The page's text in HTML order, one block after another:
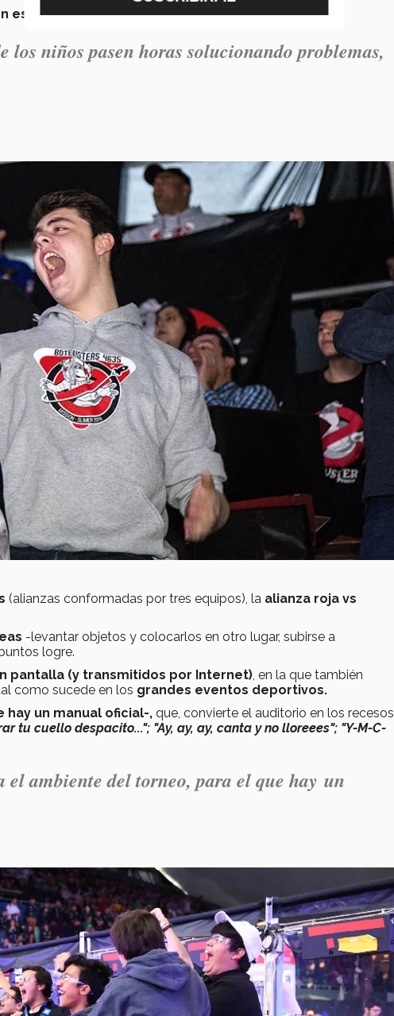
es como un espectáculo deportivo.
los niños pasen horas solucionando problemas,
(alianzas conformadas por tres equipos), la alianza roja vs
-levantar objetos y colocarlos en otro lugar, subirse a
logre.
pantalla (y transmitidos por Internet), en la que también
como sucede en los grandes eventos deportivos.
hay un manual oficial-, que, convierte el auditorio en los recesos
tu cuello despacito..."; "Ay, ay, ay, canta y no lloreees"; "Y-M-C-
ambiente del torneo, para el que hay un